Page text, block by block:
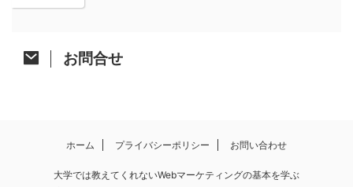
お問合せ
ホーム プライバシーポリシー お問い合わせ
大学では教えてくれないWebマーケティングの基本を学ぶ